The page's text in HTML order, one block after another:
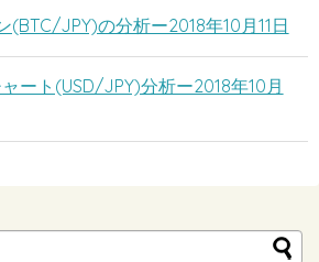
(BTC/JPY)の分析ー2018年10月11日
ート(USD/JPY)分析ー2018年10月